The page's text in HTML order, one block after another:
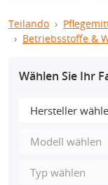
Teilando
Betriebsstoffe &
Wählen Sie Ihr